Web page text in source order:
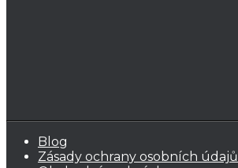
Blog
Zásady ochrany osobních údajů